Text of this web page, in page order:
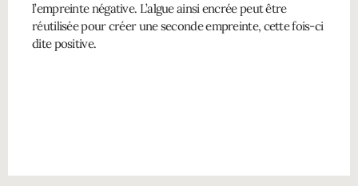
l’empreinte négative. L’algue ainsi encrée peut être
réutilisée pour créer une seconde empreinte, cette fois-ci
dite positive.